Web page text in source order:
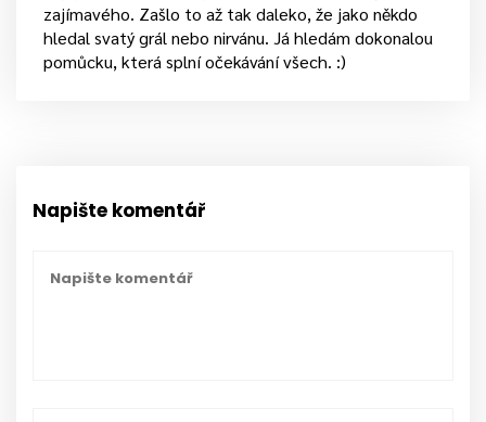
zajímavého. Zašlo to až tak daleko, že jako někdo
hledal svatý grál nebo nirvánu. Já hledám dokonalou
pomůcku, která splní očekávání všech. :)
Napište komentář